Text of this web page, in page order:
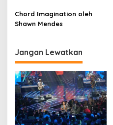
Chord Imagination oleh
Shawn Mendes
Jangan Lewatkan